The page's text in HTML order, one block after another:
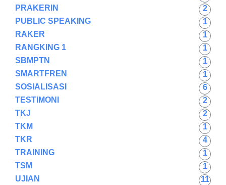
PRAKERIN
2
PUBLIC SPEAKING
1
RAKER
1
RANGKING 1
1
SBMPTN
1
SMARTFREN
1
SOSIALISASI
6
TESTIMONI
2
TKJ
2
TKM
1
TKR
4
TRAINING
1
TSM
1
UJIAN
11